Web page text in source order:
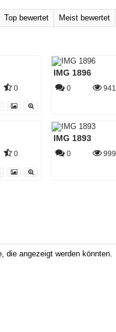
Top bewertet Meist bewertet
0
IMG 1896
0 941
0
IMG 1893
0 999
die angezeigt werden könnten.